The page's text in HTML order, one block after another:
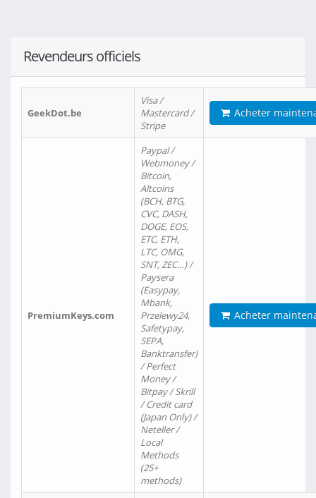
Revendeurs officiels
GeekDot.be
Visa /
Mastercard /
Stripe
Acheter
PremiumKeys.com
Paypal /
Webmoney /
Bitcoin,
Altcoins
(BCH, BTG,
CVC, DASH,
DOGE, EOS,
ETC, ETH,
LTC, OMG,
SNT, ZEC…) /
Paysera
(Easypay,
Mbank,
Przelewy24,
Safetypay,
SEPA,
Banktransfer)
/ Perfect
Money /
Bitpay / Skrill
/ Credit card
(Japan Only) /
Neteller /
Local
Methods
(25+
methods)
Acheter